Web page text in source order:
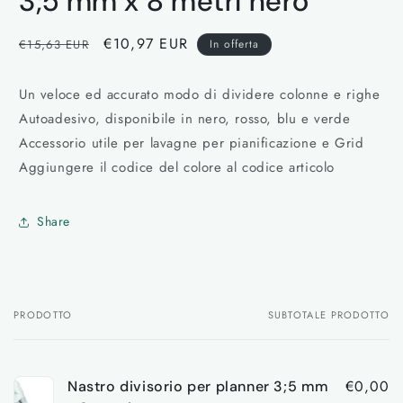
modale
Prezzo
listino
€15,63 EUR
Prezzo
€10,97 EUR In offerta
Un veloce ed accurato modo di dividere colonne e righe
Autoadesivo, disponibile in nero, rosso, blu e verde
Accessorio utile per lavagne per pianificazione e Grid
Aggiungere il codice del colore al codice articolo
Share
Il
PRODOTTO SUBTOTALE PRODOTTO
Nastro divisorio per planner 3;5 mm
€0,00